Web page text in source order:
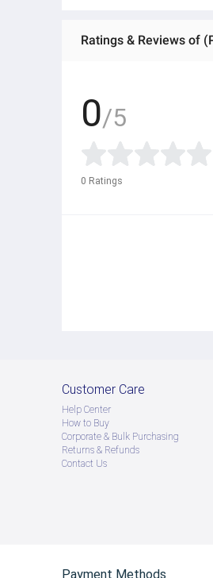
Ratings & Reviews of
0/5
0 Ratings
Customer Care
Help Center
How to Buy
Corporate & Bulk Purchasing
Returns & Refunds
Contact Us
Payment Methods